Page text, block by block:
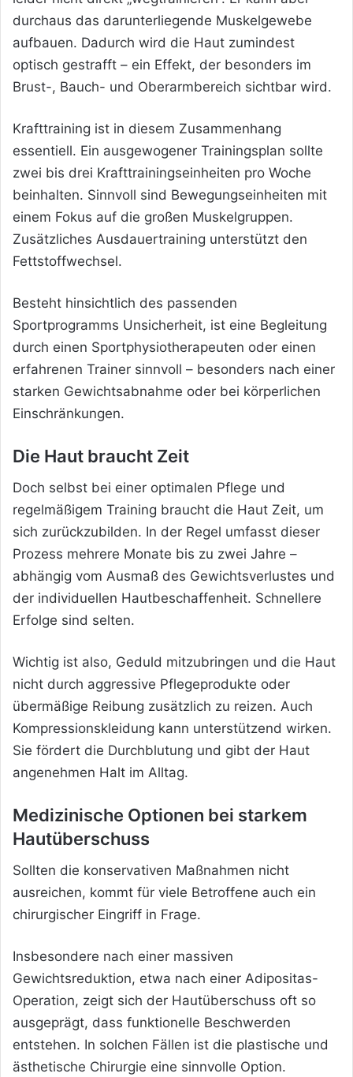
durchaus das darunterliegende Muskelgewebe
aufbauen. Dadurch wird die Haut zumindest
optisch gestrafft – ein Effekt, der besonders im
Brust-, Bauch- und Oberarmbereich sichtbar wird.
Krafttraining ist in diesem Zusammenhang
essentiell. Ein ausgewogener Trainingsplan sollte
zwei bis drei Krafttrainingseinheiten pro Woche
beinhalten. Sinnvoll sind Bewegungseinheiten mit
einem Fokus auf die großen Muskelgruppen.
Zusätzliches Ausdauertraining unterstützt den
Fettstoffwechsel.
Besteht hinsichtlich des passenden
Sportprogramms Unsicherheit, ist eine Begleitung
durch einen Sportphysiotherapeuten oder einen
erfahrenen Trainer sinnvoll – besonders nach einer
starken Gewichtsabnahme oder bei körperlichen
Einschränkungen.
Die Haut braucht Zeit
Doch selbst bei einer optimalen Pflege und
regelmäßigem Training braucht die Haut Zeit, um
sich zurückzubilden. In der Regel umfasst dieser
Prozess mehrere Monate bis zu zwei Jahre –
abhängig vom Ausmaß des Gewichtsverlustes und
der individuellen Hautbeschaffenheit. Schnellere
Erfolge sind selten.
Wichtig ist also, Geduld mitzubringen und die Haut
nicht durch aggressive Pflegeprodukte oder
übermäßige Reibung zusätzlich zu reizen. Auch
Kompressionskleidung kann unterstützend wirken.
Sie fördert die Durchblutung und gibt der Haut
angenehmen Halt im Alltag.
Medizinische Optionen bei starkem
Hautüberschuss
Sollten die konservativen Maßnahmen nicht
ausreichen, kommt für viele Betroffene auch ein
chirurgischer Eingriff in Frage.
Insbesondere nach einer massiven
Gewichtsreduktion, etwa nach einer Adipositas-
Operation, zeigt sich der Hautüberschuss oft so
ausgeprägt, dass funktionelle Beschwerden
entstehen. In solchen Fällen ist die plastische und
ästhetische Chirurgie eine sinnvolle Option.